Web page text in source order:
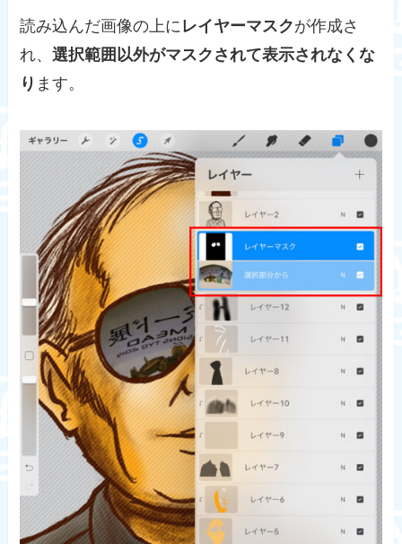
読み込んだ画像の上にレイヤーマスクが作成さ
れ、選択範囲以外がマスクされて表示されなくな
り ます。